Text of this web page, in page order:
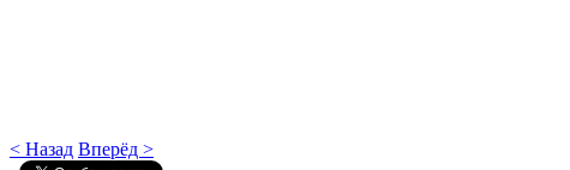
< Назад Вперёд >